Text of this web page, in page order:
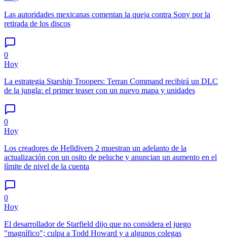
Las autoridades mexicanas comentan la queja contra Sony por la
retirada de los discos
0
Hoy
La estrategia Starship Troopers: Terran Command recibirá un DLC
de la jungla: el primer teaser con un nuevo mapa y unidades
0
Hoy
Los creadores de Helldivers 2 muestran un adelanto de la
actualización con un osito de peluche y anuncian un aumento en el
límite de nivel de la cuenta
0
Hoy
El desarrollador de Starfield dijo que no considera el juego
"magnífico"; culpa a Todd Howard y a algunos colegas